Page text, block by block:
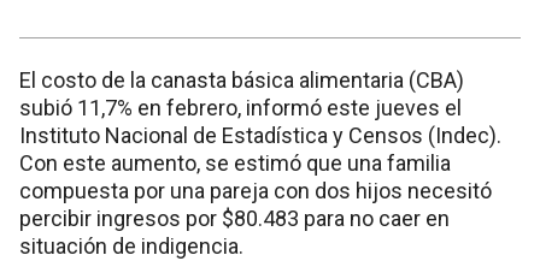
El costo de la canasta básica alimentaria (CBA)
subió 11,7% en febrero, informó este jueves el
Instituto Nacional de Estadística y Censos (Indec).
Con este aumento, se estimó que una familia
compuesta por una pareja con dos hijos necesitó
percibir ingresos por $80.483 para no caer en
situación de indigencia.